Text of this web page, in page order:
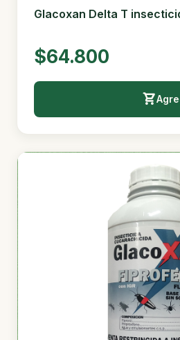
Glacoxan Delta T
$64.800